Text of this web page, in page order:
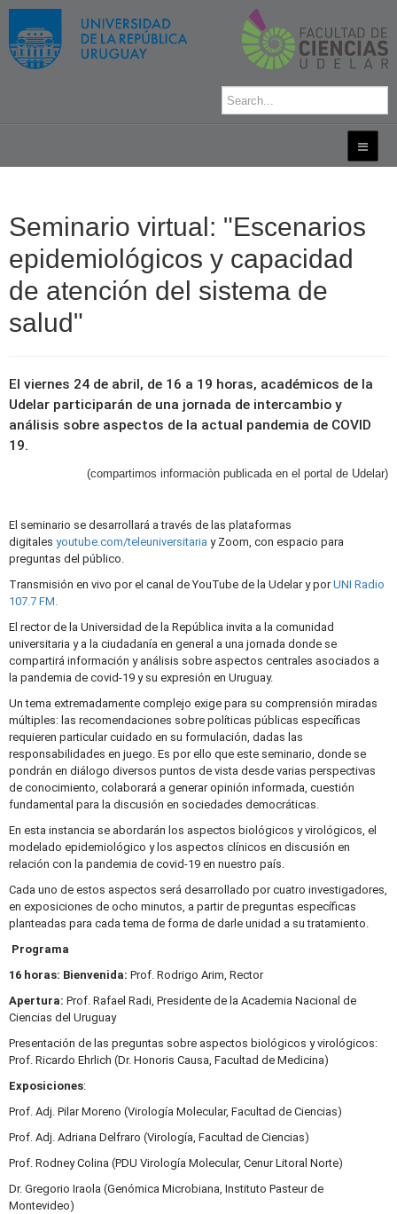
Seminario virtual: "Escenarios
epidemiológicos y capacidad
de atención del sistema de
salud"
El viernes 24 de abril, de 16 a 19 horas, académicos de la
Udelar participarán de una jornada de intercambio y
análisis sobre aspectos de la actual pandemia de COVID
19.
(compartimos informaciòn publicada en el portal de Udelar)
El seminario se desarrollará a través de las plataformas
digitales youtube.com/teleuniversitaria y Zoom, con espacio para
preguntas del público.
Transmisión en vivo por el canal de YouTube de la Udelar y porUNI Radio
107.7 FM.
El rector de la Universidad de la República invita a la comunidad
universitaria y a la ciudadanía en general a una jornada donde se
compartirá información y análisis sobre aspectos centrales asociados a
la pandemia de covid-19 y su expresión en Uruguay.
Un tema extremadamente complejo exige para su comprensión miradas
múltiples: las recomendaciones sobre políticas públicas específicas
requieren particular cuidado en su formulación, dadas las
responsabilidades en juego. Es por ello que este seminario, donde se
pondrán en diálogo diversos puntos de vista desde varias perspectivas
de conocimiento, colaborará a generar opinión informada, cuestión
fundamental para la discusión en sociedades democráticas.
En esta instancia se abordarán los aspectos biológicos y virológicos, el
modelado epidemiológico y los aspectos clínicos en discusión en
relación con la pandemia de covid-19 en nuestro país.
Cada uno de estos aspectos será desarrollado por cuatro investigadores,
en exposiciones de ocho minutos, a partir de preguntas específicas
planteadas para cada tema de forma de darle unidad a su tratamiento.
Programa
16 horas: Bienvenida: Prof. Rodrigo Arim, Rector
Apertura: Prof. Rafael Radi, Presidente de la Academia Nacional de
Ciencias del Uruguay
Presentación de las preguntas sobre aspectos biológicos y virológicos:
Prof. Ricardo Ehrlich (Dr. Honoris Causa, Facultad de Medicina)
Exposiciones:
Prof. Adj. Pilar Moreno (Virología Molecular, Facultad de Ciencias)
Prof. Adj. Adriana Delfraro (Virología, Facultad de Ciencias)
Prof. Rodney Colina (PDU Virología Molecular, Cenur Litoral Norte)
Dr. Gregorio Iraola (Genómica Microbiana, Instituto Pasteur de
Montevideo)